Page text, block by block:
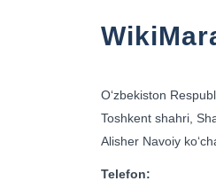
Oʻzbekiston
Toshkent shahri,
Alisher Navoiy
Telefon: